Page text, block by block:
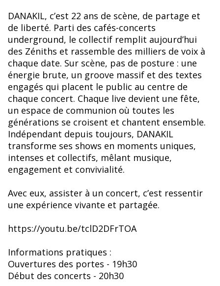
DANAKIL, c’est 22 ans de scène, de partage et
de liberté. Parti des cafés-concerts
underground, le collectif remplit aujourd’hui
des Zéniths et rassemble des milliers de voix à
chaque date. Sur scène, pas de posture : une
énergie brute, un groove massif et des textes
engagés qui placent le public au centre de
chaque concert. Chaque live devient une fête,
un espace de communion où toutes les
générations se croisent et chantent ensemble.
Indépendant depuis toujours, DANAKIL
transforme ses shows en moments uniques,
intenses et collectifs, mêlant musique,
engagement et convivialité.
Avec eux, assister à un concert, c’est ressentir
une expérience vivante et partagée.
https://youtu.be/tclD2DFrTOA
Informations pratiques :
Ouvertures des portes - 19h30
Début des concerts - 20h30